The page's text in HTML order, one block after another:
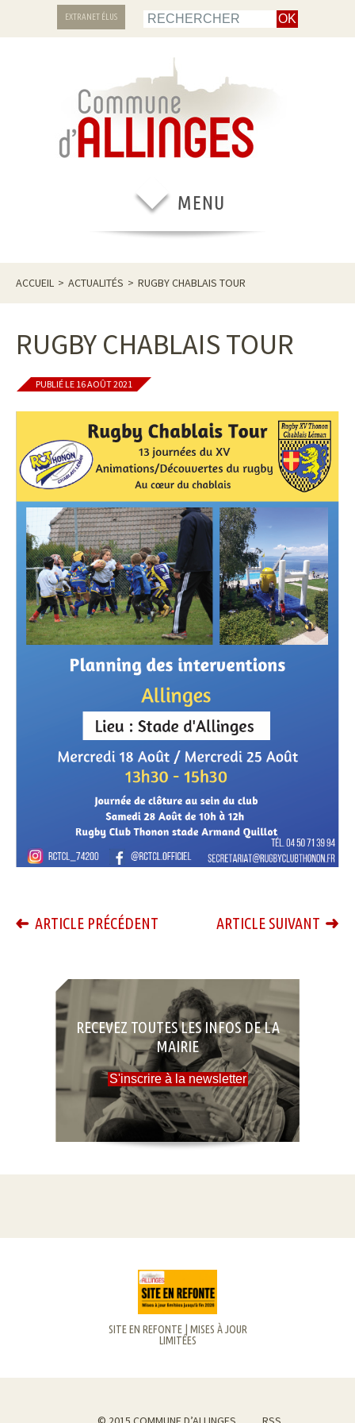
EXTRANET ÉLUS
ACCUEIL > ACTUALITÉS > RUGBY CHABLAIS TOUR
RUGBY CHABLAIS TOUR
PUBLIÉ LE 16 AOÛT 2021
ARTICLE PRÉCÉDENT ARTICLE SUIVANT
RECEVEZ TOUTES LES INFOS DE LA
MAIRIE
S'inscrire à la newsletter
SITE EN REFONTE | MISES À JOUR
LIMITÉES